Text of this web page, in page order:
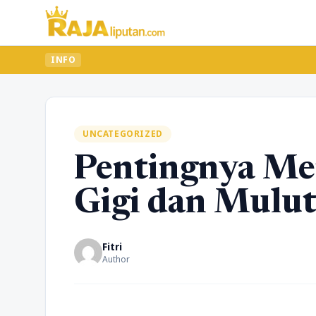
INFO
UNCATEGORIZED
Pentingnya
Gigi dan Mulut
Fitri
Author